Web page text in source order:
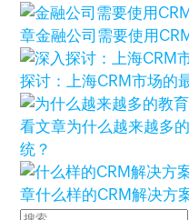
章金融公司需要使用
探讨：上海CRM市场的
看文章为什么越来越多
统？
章什么样的CRM解决方